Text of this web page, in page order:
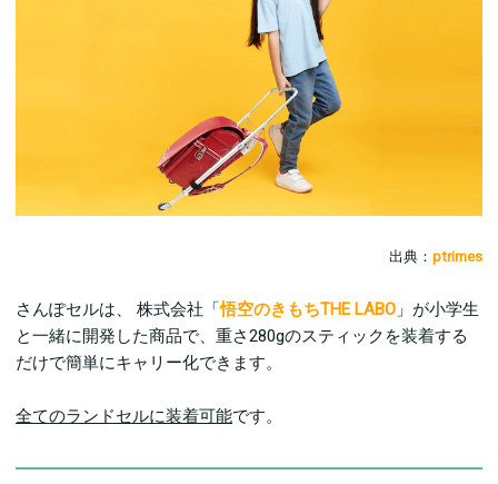
出典： ptrimes
さんぽセルは、 株式会社「悟空のきもちTHE LABO 」が小学生
と一緒に開発した商品で、重さ280gのスティックを装着する
だけで簡単にキャリー化できます。
全てのランドセルに装着可能です。